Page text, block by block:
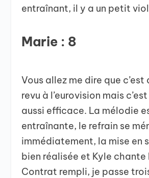
entraînant, il y a un petit
Marie : 8
Vous allez me dire que c’est
revu à l’eurovision mais
aussi efficace. La mélodie
entraînante, le refrain se
immédiatement, la mise en
bien réalisée et Kyle chante
Contrat rempli, je passe